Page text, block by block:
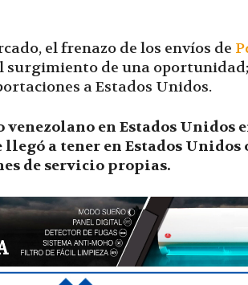
el frenazo de los envíos de
de una
a Estados Unidos.
en Estados Unidos
a tener en Estados Unidos
de servicio propias.